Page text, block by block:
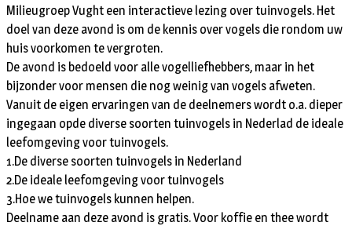
Milieugroep Vught een interactieve lezing over tuinvogels. Het
doel van deze avond is om de kennis over vogels die rondom uw
huis voorkomen te vergroten.
De avond is bedoeld voor alle vogelliefhebbers, maar in het
bijzonder voor mensen die nog weinig van vogels afweten.
Vanuit de eigen ervaringen van de deelnemers wordt o.a. dieper
ingegaan opde diverse soorten tuinvogels in Nederlad de ideale
leefomgeving voor tuinvogels.
1.De diverse soorten tuinvogels in Nederland
2.De ideale leefomgeving voor tuinvogels
3.Hoe we tuinvogels kunnen helpen.
Deelname aan deze avond is gratis. Voor koffie en thee wordt